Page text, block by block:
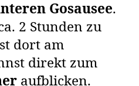
Gosausee.
2 Stunden zu
dort am
direkt zum
aufblicken.